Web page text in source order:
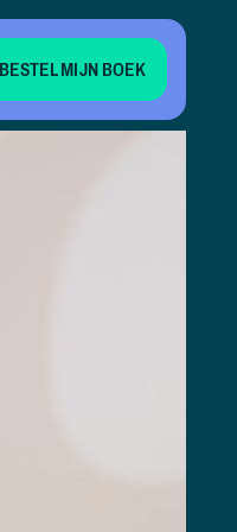
BESTEL MIJN BOEK